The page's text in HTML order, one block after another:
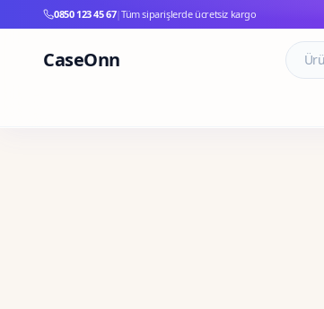
0850 123 45 67|Tüm siparişlerde ücretsiz kargo
CaseOnn